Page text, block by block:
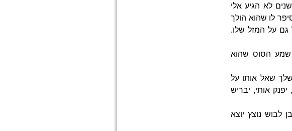
לא הגיע אלי
לו שהוא הולך
על המזל שלו.
שמע הסוס שהוא
שאל אותו על
אותי, יבריש
לבוש נוצץ יוצא